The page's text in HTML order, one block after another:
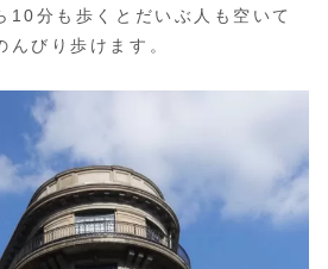
10分も歩くとだいぶ人も空いて
んびり歩けます。